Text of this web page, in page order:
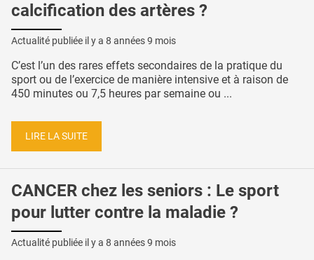
calcification des artères ?
Actualité publiée il y a 8 années 9 mois
C’est l’un des rares effets secondaires de la pratique du
sport ou de l’exercice de manière intensive et à raison de
450 minutes ou 7,5 heures par semaine ou ...
LIRE LA SUITE
CANCER chez les seniors : Le sport
pour lutter contre la maladie ?
Actualité publiée il y a 8 années 9 mois